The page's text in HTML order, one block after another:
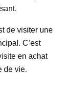
de visiter une
C’est
en achat
de vie.